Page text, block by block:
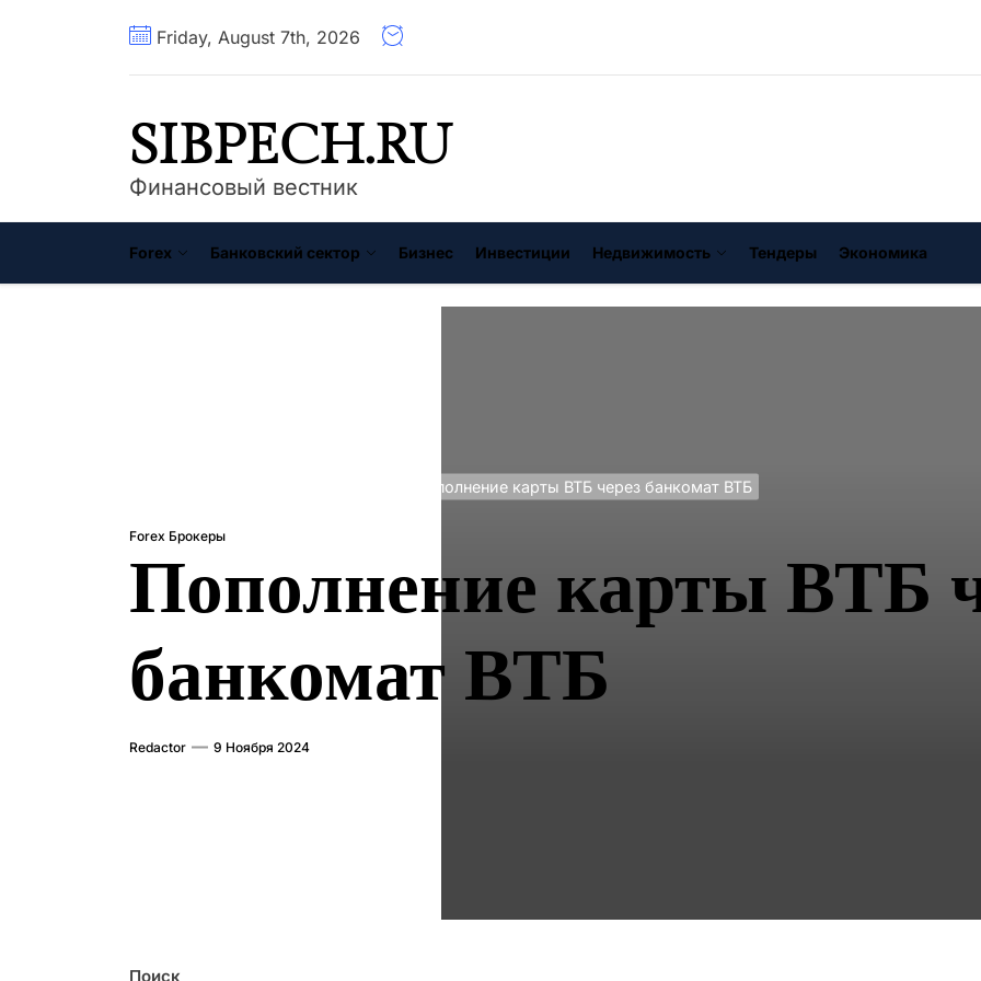
Friday, August 7th, 2026
SIBPECH.RU
Финансовый вестник
Forex Банковский сектор Бизнес Инвестиции Недвижимость Тендеры Экономика
Пополнение карты ВТБ через банкомат ВТБ
Forex Брокеры
Пополнение карты ВТБ
банкомат ВТБ
Redactor 9 Ноября 2024
Поиск